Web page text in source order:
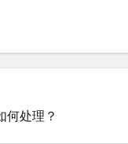
何处理？